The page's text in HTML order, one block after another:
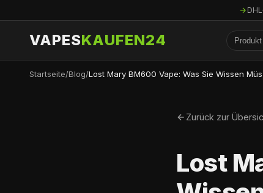
VAPESKAUFEN24
Startseite/Blog/Lost Mary BM600 Vape: Was Sie Wissen
Zurück zur
Lost